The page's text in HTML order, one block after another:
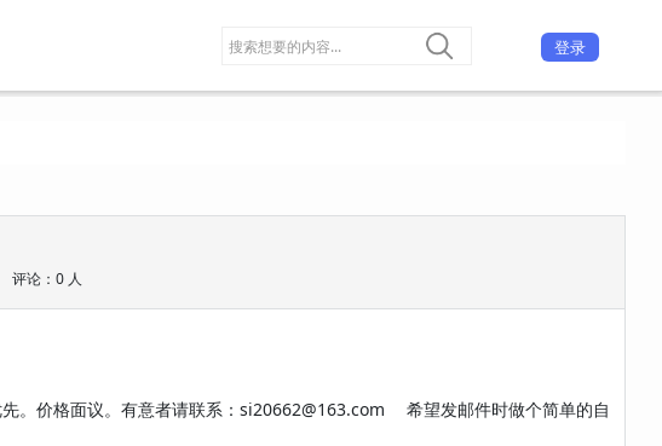
登录
评论：0 人
。价格面议。有意者请联系：si20662@163.com 希望发邮件时做个简单的自